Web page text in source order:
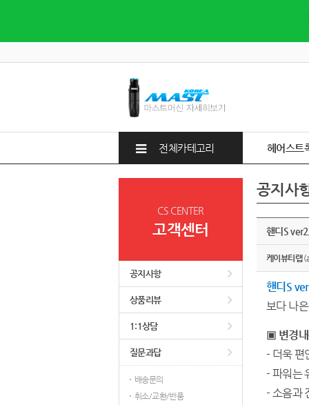
전체카테고리 헤어스트
CS CENTER
고객센터
공지사항
상품리뷰
1:1상담
질문과답
배송문의
취소/교환/반품
공지사
핸디S
케이뷰티랩
핸디S
보다 나
▣ 변경
- 더욱 편
- 파워는
- 소음과